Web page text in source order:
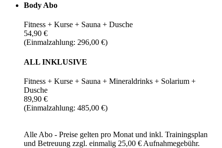
Body Abo
Fitness + Kurse + Sauna + Dusche
54,90 €
(Einmalzahlung: 296,00 €)
ALL INKLUSIVE
Fitness + Kurse + Sauna + Mineraldrinks + Solarium +
Dusche
89,90 €
(Einmalzahlung: 485,00 €)
Alle Abo - Preise gelten pro Monat und inkl. Trainingsplan
und Betreuung zzgl. einmalig 25,00 € Aufnahmegebühr.